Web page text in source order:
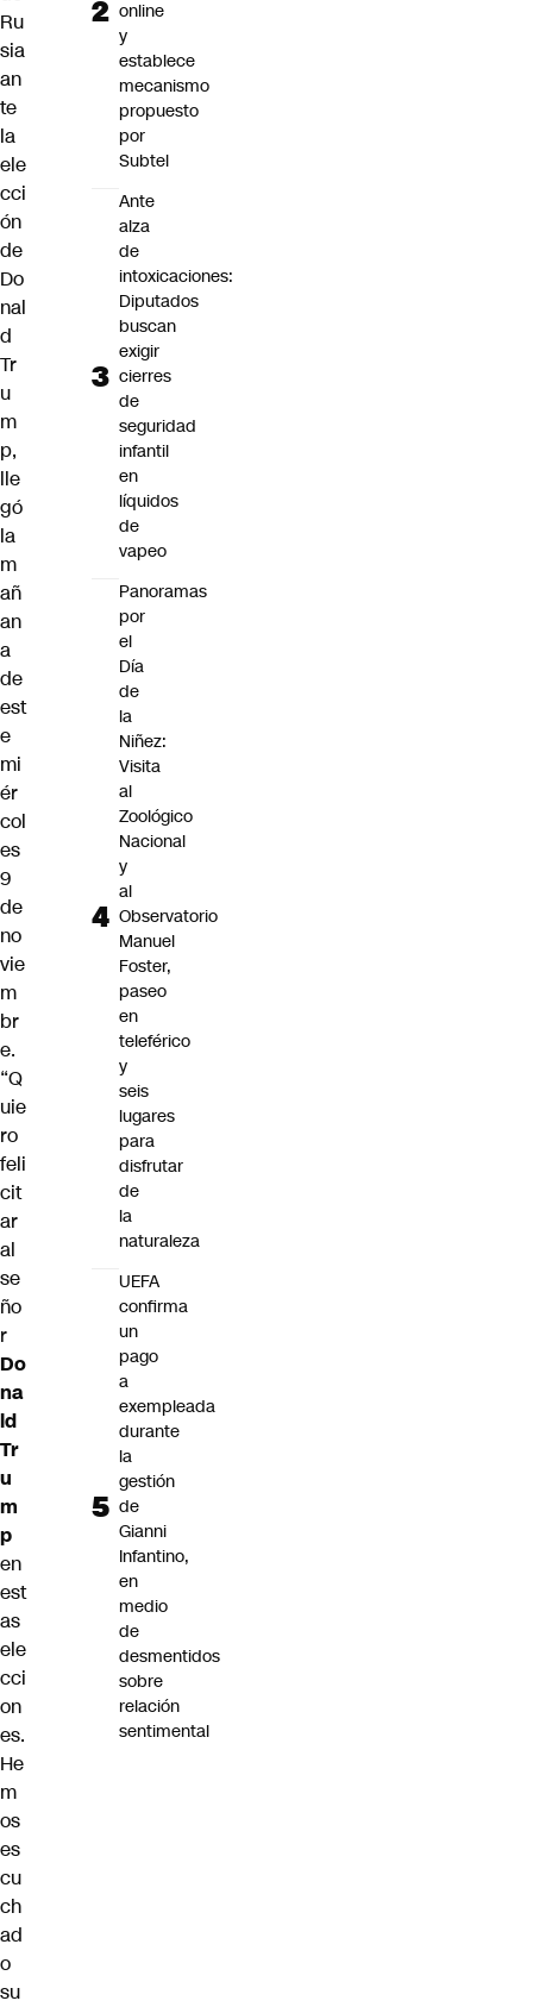
Ru
sia
an
te
la
ele
cci
ón
de
Do
nal
d
Tr
u
m
p,
lle
gó
la
m
añ
an
a
de
est
e
mi
ér
col
es
9
de
no
vie
m
br
e.
“Q
uie
ro
feli
cit
ar
al
se
ño
r
Do
na
ld
Tr
u
m
p
en
est
as
ele
cci
on
es.
He
m
os
es
cu
ch
ad
o
su
online
y
establece
mecanismo
propuesto
por
Subtel
Ante
alza
de
intoxicaciones:
Diputados
buscan
exigir
cierres
de
seguridad
infantil
en
líquidos
de
vapeo
Panoramas
por
el
Día
de
la
Niñez:
Visita
al
Zoológico
Nacional
y
al
Observatorio
Manuel
Foster,
paseo
en
teleférico
y
seis
lugares
para
disfrutar
de
la
naturaleza
UEFA
confirma
un
pago
a
exempleada
durante
la
gestión
de
Gianni
Infantino,
en
medio
de
desmentidos
sobre
relación
sentimental